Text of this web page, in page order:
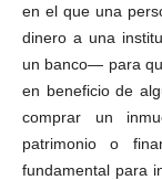
en el que una
dinero a una
un banco— para
en beneficio de
comprar un
patrimonio o
fundamental para